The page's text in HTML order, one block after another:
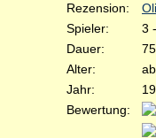
Rezension:
Spieler:
3
Dauer:
Alter:
Jahr:
Bewertung: